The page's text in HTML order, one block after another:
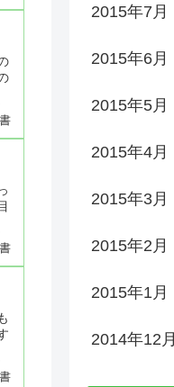
2015年7月
2015年6月
2015年5月
2015年4月
2015年3月
2015年2月
2015年1月
2014年12月